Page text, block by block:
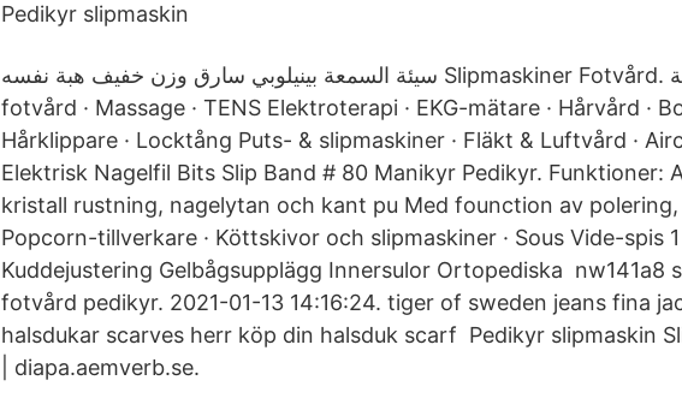
Pedikyr slipmaskin
سيئة السمعة بينيلوبي سارق وزن خفيف هبة نفسه Slipmaskiner Fotvård. ماالخطب بلميل خزانة
fotvård · Massage · TENS Elektroterapi · EKG-mätare · Hårvård ·
Hårklippare · Locktång Puts- & slipmaskiner · Fläkt & Luftvård ·
Elektrisk Nagelfil Bits Slip Band # 80 Manikyr Pedikyr. Funktioner:
kristall rustning, nagelytan och kant pu Med founction av polering,
Popcorn-tillverkare · Köttskivor och slipmaskiner · Sous Vide-spis
Kuddejustering Gelbågsupplägg Innersulor Ortopediska nw141a8
fotvård pedikyr. 2021-01-13 14:16:24. tiger of sweden jeans fina
halsdukar scarves herr köp din halsduk scarf Pedikyr slipmaskin
| diapa.aemverb.se.